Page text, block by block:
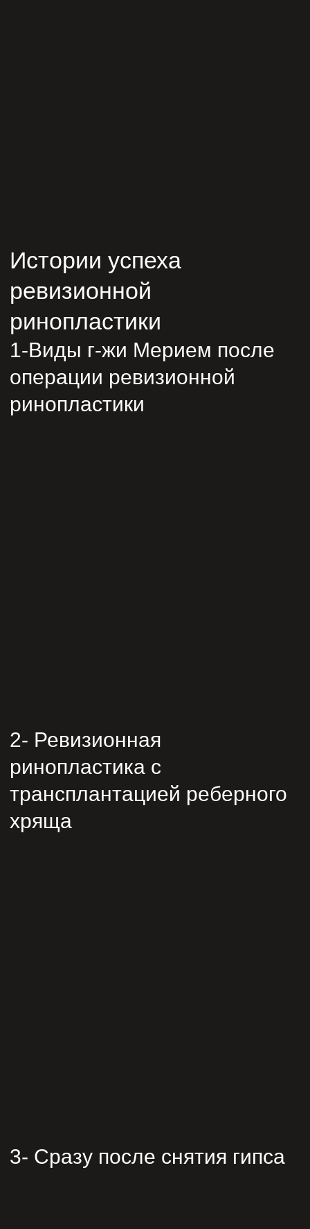
Истории успеха
ревизионной
ринопластики
1-Виды г-жи Мерием после
операции ревизионной
ринопластики
2- Ревизионная
ринопластика с
трансплантацией реберного
хряща
3- Сразу после снятия гипса